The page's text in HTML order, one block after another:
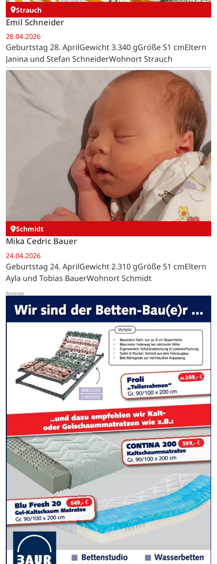
Strauch
Emil Schneider
28.04.2026
Geburtstag 28. AprilGewicht 3.340 gGröße 51 cmEltern
Janina und Stefan SchneiderWohnort Strauch
Schmidt
Mika Cedric Bauer
24.04.2026
Geburtstag 24. AprilGewicht 2.310 gGröße 51 cmEltern
Ayla und Tobias BauerWohnort Schmidt